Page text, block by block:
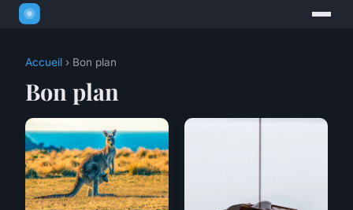
Accueil › Bon plan
Bon plan